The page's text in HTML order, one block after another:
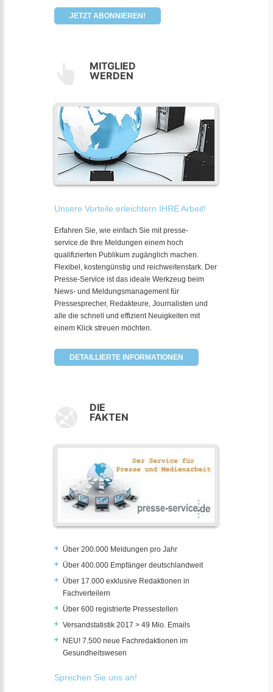
JETZT ABONNIEREN!
MITGLIED
WERDEN
Unsere Vorteile erleichtern IHRE Arbeit!
Erfahren Sie, wie einfach Sie mit presse-
service.de Ihre Meldungen einem hoch
qualifizierten Publikum zugänglich machen.
Flexibel, kostengünstig und reichweitenstark. Der
Presse-Service ist das ideale Werkzeug beim
News- und Meldungsmanagement für
Pressesprecher, Redakteure, Journalisten und
alle die schnell und effizient Neuigkeiten mit
einem Klick streuen möchten.
DETAILLIERTE INFORMATIONEN
DIE
FAKTEN
Über 200.000 Meldungen pro Jahr
Über 400.000 Empfänger deutschlandweit
Über 17.000 exklusive Redaktionen in
Fachverteilern
Über 600 registrierte Pressestellen
Versandstatistik 2017 > 49 Mio. Emails
NEU! 7.500 neue Fachredaktionen im
Gesundheitswesen
Sprechen Sie uns an!